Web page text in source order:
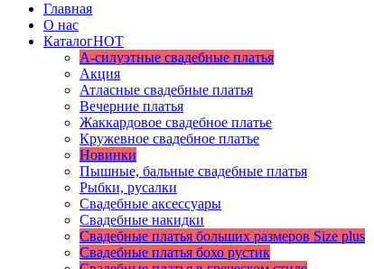
Главная
О нас
КаталогHOT
А-силуэтные свадебные платья
Акция
Атласные свадебные платья
Вечерние платья
Жаккардовое свадебное платье
Кружевное свадебное платье
Новинки
Пышные, бальные свадебные платья
Рыбки, русалки
Свадебные аксессуары
Свадебные накидки
Свадебные платья больших размеров Size plus
Свадебные платья бохо рустик